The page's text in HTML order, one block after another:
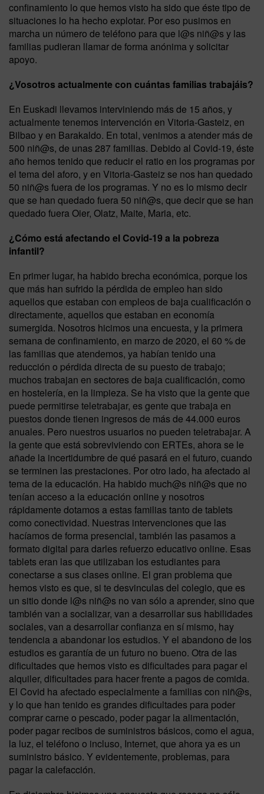
confinamiento lo que hemos visto ha sido que éste tipo de
situaciones lo ha hecho explotar. Por eso pusimos en
marcha un número de teléfono para que l@s niñ@s y las
familias pudieran llamar de forma anónima y solicitar
apoyo.
¿Vosotros actualmente con cuántas familias trabajáis?
En Euskadi llevamos interviniendo más de 15 años, y
actualmente tenemos intervención en Vitoria-Gasteiz, en
Bilbao y en Barakaldo. En total, venimos a atender más de
500 niñ@s, de unas 287 familias. Debido al Covid-19, éste
año hemos tenido que reducir el ratio en los programas por
el tema del aforo, y en Vitoria-Gasteiz se nos han quedado
50 niñ@s fuera de los programas. Y no es lo mismo decir
que se han quedado fuera 50 niñ@s, que decir que se han
quedado fuera Oier, Olatz, Maite, Maria, etc.
¿Cómo está afectando el Covid-19 a la pobreza
infantil?
En primer lugar, ha habido brecha económica, porque los
que más han sufrido la pérdida de empleo han sido
aquellos que estaban con empleos de baja cualificación o
directamente, aquellos que estaban en economía
sumergida. Nosotros hicimos una encuesta, y la primera
semana de confinamiento, en marzo de 2020, el 60 % de
las familias que atendemos, ya habían tenido una
reducción o pérdida directa de su puesto de trabajo;
muchos trabajan en sectores de baja cualificación, como
en hostelería, en la limpieza. Se ha visto que la gente que
puede permitirse teletrabajar, es gente que trabaja en
puestos donde tienen ingresos de más de 44.000 euros
anuales. Pero nuestros usuarios no pueden teletrabajar. A
la gente que está sobreviviendo con ERTEs, ahora se le
añade la incertidumbre de qué pasará en el futuro, cuando
se terminen las prestaciones. Por otro lado, ha afectado al
tema de la educación. Ha habido much@s niñ@s que no
tenían acceso a la educación online y nosotros
rápidamente dotamos a estas familias tanto de tablets
como conectividad. Nuestras intervenciones que las
hacíamos de forma presencial, también las pasamos a
formato digital para darles refuerzo educativo online. Esas
tablets eran las que utilizaban los estudiantes para
conectarse a sus clases online. El gran problema que
hemos visto es que, si te desvinculas del colegio, que es
un sitio donde l@s niñ@s no van sólo a aprender, sino que
también van a socializar, van a desarrollar sus habilidades
sociales, van a desarrollar confianza en sí mismo, hay
tendencia a abandonar los estudios. Y el abandono de los
estudios es garantía de un futuro no bueno. Otra de las
dificultades que hemos visto es dificultades para pagar el
alquiler, dificultades para hacer frente a pagos de comida.
El Covid ha afectado especialmente a familias con niñ@s,
y lo que han tenido es grandes dificultades para poder
comprar carne o pescado, poder pagar la alimentación,
poder pagar recibos de suministros básicos, como el agua,
la luz, el teléfono o incluso, Internet, que ahora ya es un
suministro básico. Y evidentemente, problemas, para
pagar la calefacción.